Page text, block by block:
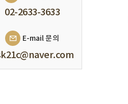
02-2633-3633
E-mail 문의